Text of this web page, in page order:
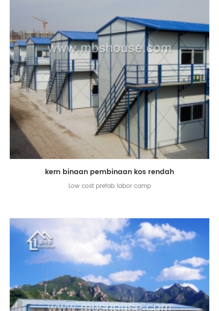
kem binaan pembinaan kos rendah
Low cost prefab labor camp